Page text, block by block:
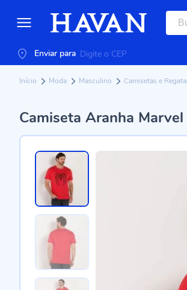
Enviar para
Início Moda Masculino Camisetas e
Camiseta Aranha